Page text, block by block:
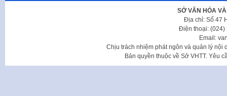
SỞ VĂN HÓA
Địa chỉ: Số 47
Điện thoại: (024)
Email:
Chịu trách nhiệm phát ngôn và quản lý nội
Bản quyền thuộc về Sở VHTT. Yêu